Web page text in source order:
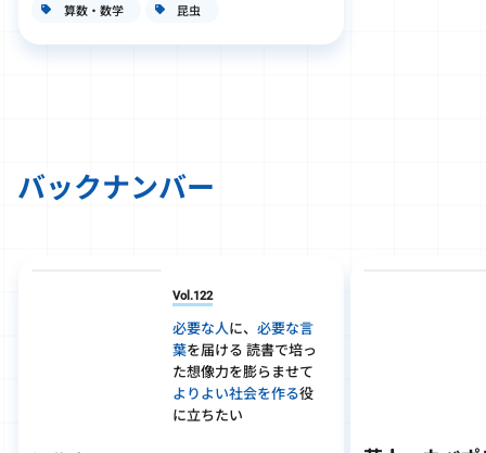
算数・数学 昆虫
バックナンバー
Vol.122
必要な人に、 必要な言
葉を届ける 読書で培っ
た想像力を膨らませて
よりよい社会を作る役
に立ちたい